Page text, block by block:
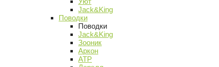
Jack&King
Поводки
Поводки
Jack&King
Зооник
Аркон
АТР